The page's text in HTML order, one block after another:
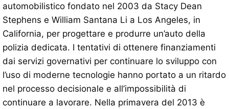
automobilistico fondato nel 2003 da Stacy Dean
Stephens e William Santana Li a Los Angeles, in
California, per progettare e produrre un’auto della
polizia dedicata. I tentativi di ottenere finanziamenti
dai servizi governativi per continuare lo sviluppo con
l’uso di moderne tecnologie hanno portato a un ritardo
nel processo decisionale e all’impossibilità di
continuare a lavorare. Nella primavera del 2013 è